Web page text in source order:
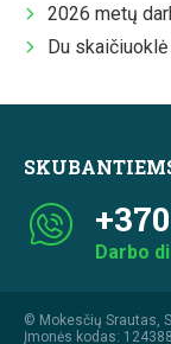
2026 metų
Du
Darbo
© Mokesčių Srautas,
Įmonės kodas: